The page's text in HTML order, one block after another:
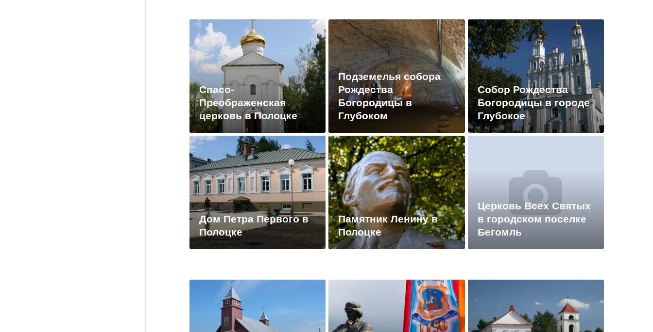
Спасо-
Преображенская
церковь в Полоцке
Подземелья собора
Рождества
Богородицы в
Глубоком
Собор Рождества
Богородицы в городе
Глубокое
Дом Петра Первого в
Полоцке
Памятник Ленину в
Полоцке
Церковь Всех Святых
в городском поселке
Бегомль